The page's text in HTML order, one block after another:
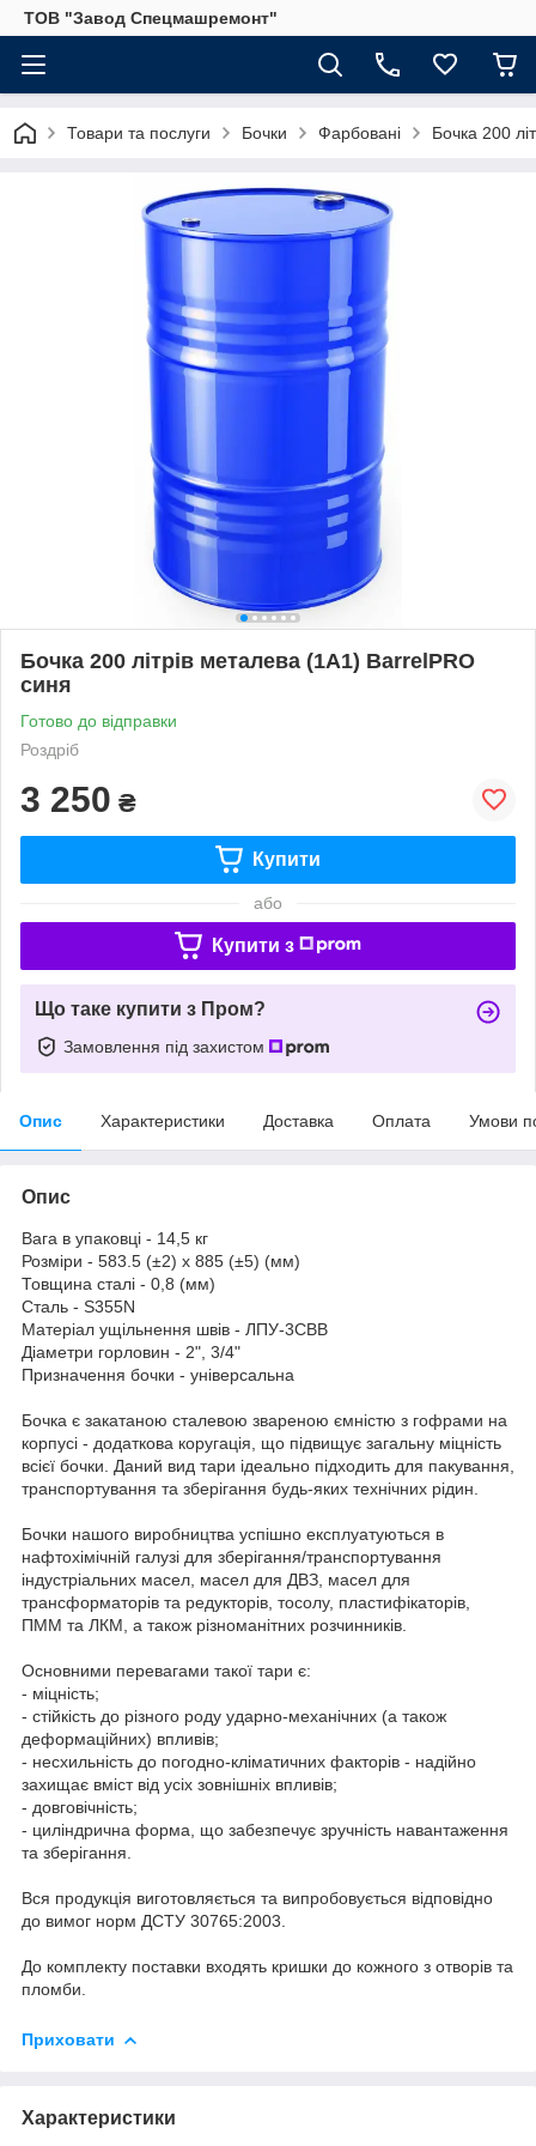
ТОВ "Завод Спецмашремонт"
Товари та послуги Бочки Фарбовані Бочка 200
Бочка 200 літрів металева (1A1) BarrelPRO
синя
Готово до відправки
Роздріб
3 250 ₴
Купити
або
Купити з
Що таке купити з Пром?
Замовлення під захистом
Опис Характеристики Доставка Оплата Умови
Опис
Вага в упаковці - 14,5 кг
Розміри - 583.5 (±2) х 885 (±5) (мм)
Товщина сталі - 0,8 (мм)
Сталь - S355N
Матеріал ущільнення швів - ЛПУ-3СВВ
Діаметри горловин - 2", 3/4"
Призначення бочки - універсальна
Бочка є закатаною сталевою звареною ємністю з гофрами на
корпусі - додаткова коругація, що підвищує загальну міцність
всієї бочки. Даний вид тари ідеально підходить для пакування,
транспортування та зберігання будь-яких технічних рідин.
Бочки нашого виробництва успішно експлуатуються в
нафтохімічній галузі для зберігання/транспортування
індустріальних масел, масел для ДВЗ, масел для
трансформаторів та редукторів, тосолу, пластифікаторів,
ПММ та ЛКМ, а також різноманітних розчинників.
Основними перевагами такої тари є:
- міцність;
- стійкість до різного роду ударно-механічних (а також
деформаційних) впливів;
- несхильність до погодно-кліматичних факторів - надійно
захищає вміст від усіх зовнішніх впливів;
- довговічність;
- циліндрична форма, що забезпечує зручність навантаження
та зберігання.
Вся продукція виготовляється та випробовується відповідно
до вимог норм ДСТУ 30765:2003.
До комплекту поставки входять кришки до кожного з отворів та
пломби.
Приховати
Характеристики